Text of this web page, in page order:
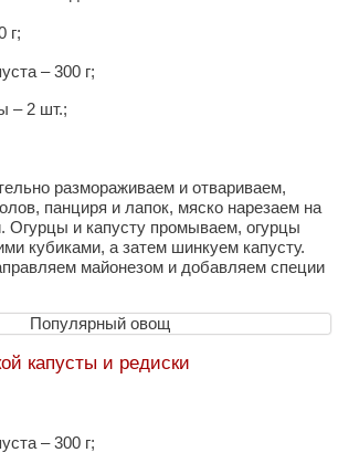
г;
– 300 г;
– 2 шт.;
размораживаем и отвариваем,
панциря и лапок, мяско нарезаем на
Огурцы и капусту промываем, огурцы
кубиками, а затем шинкуем капусту.
майонезом и добавляем специи
капусты и редиски
– 300 г;